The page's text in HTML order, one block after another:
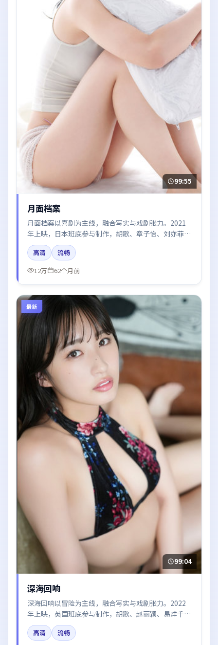
99:55
月面档案
月面档案以喜剧为主线，融合写实与戏剧张力。2021
年上映，日本班底参与制作，胡歌、章子怡、刘亦菲在
片中呈现细腻表演，影像风格统一，配乐与剪辑强化了
情绪曲线。
高清
流畅
12万
62个月前
最新
99:04
深海回响
深海回响以冒险为主线，融合写实与戏剧张力。2022
年上映，英国班底参与制作，胡歌、赵丽颖、易烊千玺
在片中呈现细腻表演，影像风格统一，配乐与剪辑强化
了情绪曲线。
高清
流畅